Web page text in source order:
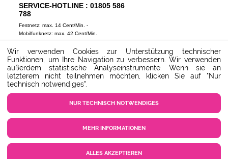
SERVICE-HOTLINE : 01805 586
788
Festnetz: max. 14 Cent/Min. -
Mobilfunknetz: max. 42 Cent/Min.
(Mo-Do 9-18 Uhr, Fr 9-16 Uhr)
ZUM SERVICECENTER
Wir verwenden Cookies zur Unterstützung technischer
Funktionen, um Ihre Navigation zu verbessern. Wir verwenden
außerdem statistische Analyseinstrumente. Wenn sie an
letzterem nicht teilnehmen möchten, klicken Sie auf "Nur
technisch notwendiges".
NUR TECHNISCH NOTWENDIGES
MEHR INFORMATIONEN
ALLES AKZEPTIEREN